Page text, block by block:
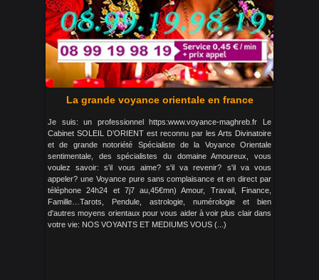
La grande voyance orientale en france
Je suis: un professionnel https:www.voyance-maghreb.fr Le
Cabinet SOLEIL D’ORIENT est reconnu par les Arts Divinatoire
et de grande notoriété Spécialiste de la Voyance Orientale
sentimentale, des spécialistes du domaine Amoureux, vous
voulez savoir: s'il vous aime? s'il va revenir? s'il va vous
appeler? une Voyance pure sans complaisance et en direct par
téléphone 24h24 et 7j7 au,45€mn) Amour, Travail, Finance,
Famille…Tarots, Pendule, astrologie, numérologie et bien
d'autres moyens orientaux pour vous aider à voir plus clair dans
votre vie: NOS VOYANTS ET MEDIUMS VOUS (...)